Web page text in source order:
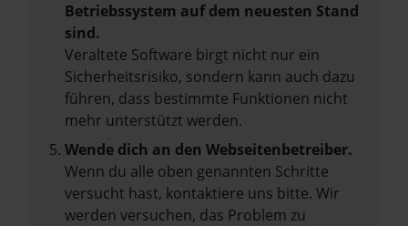
Betriebssystem auf dem neuesten Stand
sind.
Veraltete Software birgt nicht nur ein
Sicherheitsrisiko, sondern kann auch dazu
führen, dass bestimmte Funktionen nicht
mehr unterstützt werden.
Wende dich an den Webseitenbetreiber.
Wenn du alle oben genannten Schritte
versucht hast, kontaktiere uns bitte. Wir
werden versuchen, das Problem zu